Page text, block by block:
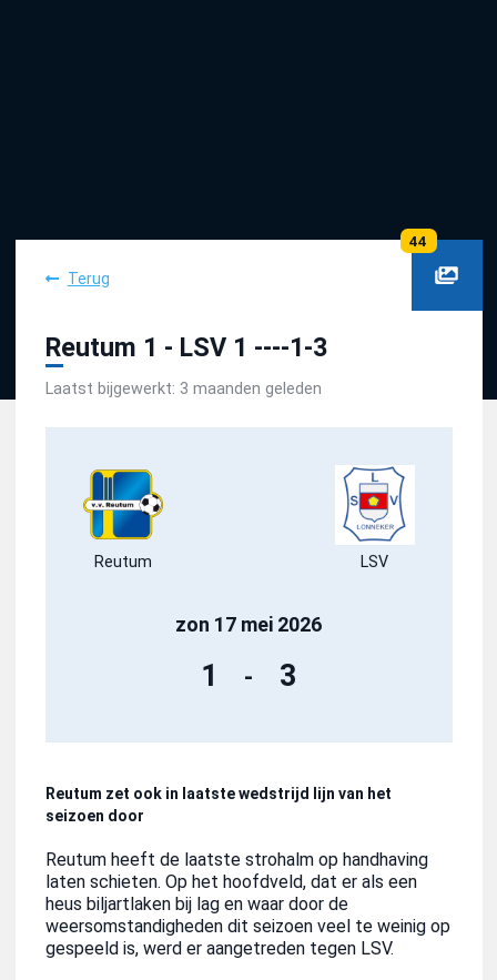
44
Terug
Reutum 1 - LSV 1 ----1-3
Laatst bijgewerkt: 3 maanden geleden
Reutum
zon 17 mei 2026
1 - 3
LSV
Reutum zet ook in laatste wedstrijd lijn van het
seizoen door
Reutum heeft de laatste strohalm op handhaving
laten schieten. Op het hoofdveld, dat er als een
heus biljartlaken bij lag en waar door de
weersomstandigheden dit seizoen veel te weinig op
gespeeld is, werd er aangetreden tegen LSV.